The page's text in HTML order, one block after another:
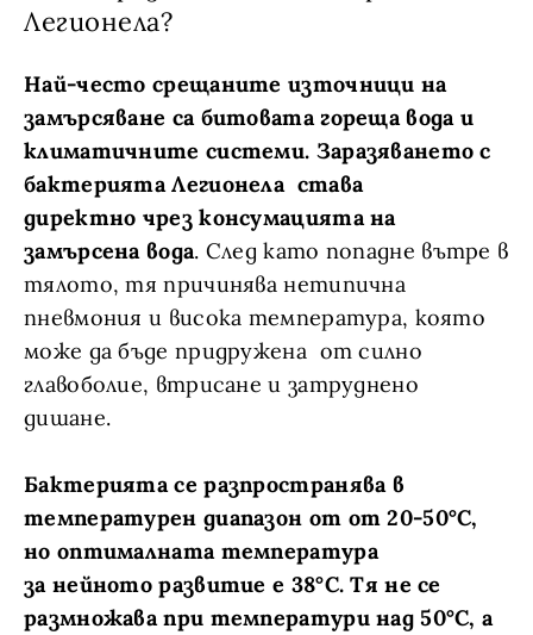
Легионела?
Най-често срещаните източници на
замърсяване са битовата гореща вода и
климатичните системи. Заразяването с
бактерията Легионела става
директно чрез консумацията на
замърсена вода. След като попадне вътре в
тялото, тя причинява нетипична
пневмония и висока температура, която
може да бъде придружена от силно
главоболие, втрисане и затруднено
дишане.
Бактерията се разпространява в
температурен диапазон от от 20-50°C,
но оптималната температура
за нейното развитие е 38°C. Тя не се
размножава при температури над 50°C, а